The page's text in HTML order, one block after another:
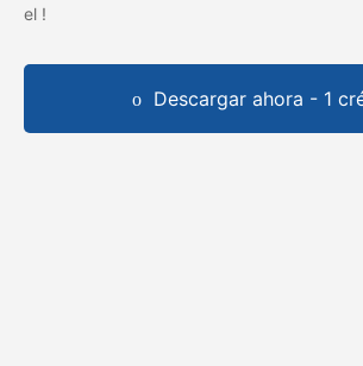
el !
Descargar ahora - 1